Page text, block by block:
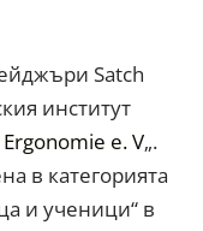
Satch
институт
e. V„.
в категорията
и ученици“ в